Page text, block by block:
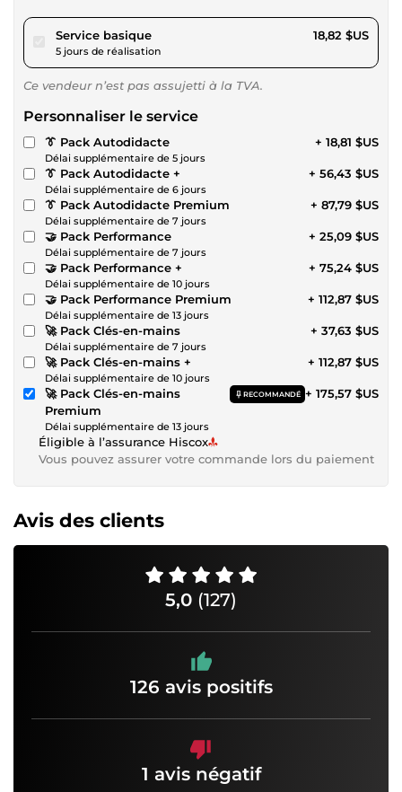
Service basiquepour 17,34 $US
5 jours de réalisation
18,82 $US
Ce vendeur n’est pas assujetti à la TVA.
Personnaliser le service
👔 Pack Autodidacte
Délai supplémentaire de 5 jours
+ 18,81 $US
👔 Pack Autodidacte +
Délai supplémentaire de 6 jours
+ 56,43 $US
👔 Pack Autodidacte Premium
Délai supplémentaire de 7 jours
+ 87,79 $US
🤝 Pack Performance
Délai supplémentaire de 7 jours
+ 25,09 $US
🤝 Pack Performance +
Délai supplémentaire de 10 jours
+ 75,24 $US
🤝 Pack Performance Premium
Délai supplémentaire de 13 jours
+ 112,87 $US
🚀 Pack Clés-en-mains
Délai supplémentaire de 7 jours
+ 37,63 $US
🚀 Pack Clés-en-mains +
Délai supplémentaire de 10 jours
+ 112,87 $US
🚀 Pack Clés-en-mains
Premium
RECOMMANDÉ
Délai supplémentaire de 13 jours
+ 175,57 $US
Éligible à l’assurance Hiscox
Vous pouvez assurer votre commande lors du paiement
Avis des clients
5,0 (127)
126 avis positifs
1 avis négatif